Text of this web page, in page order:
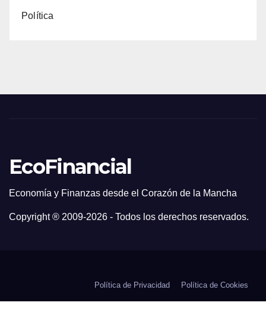
Política
EcoFinancial
Economía y Finanzas desde el Corazón de la Mancha
Copyright ® 2009-2026 - Todos los derechos reservados.
Política de Privacidad Política de Cookies